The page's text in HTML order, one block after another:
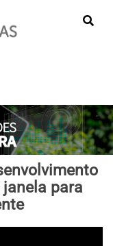
para